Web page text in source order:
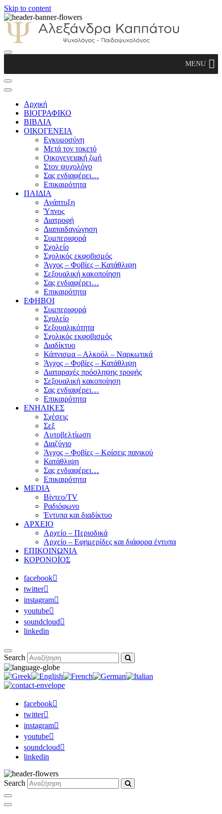
Skip to content
Παιδοψυχολόγος
MENU
Αρχική
ΒΙΟΓΡΑΦΙΚΟ
ΒΙΒΛΙΑ
ΟΙΚΟΓΕΝΕΙΑ
Εγκυμοσύνη
Μετά τον τοκετό
Οικογενειακή ζωή
Στον ψυχολόγο
Σας ενδιαφέρει…
Επικαιρότητα
ΠΑΙΔΙΑ
Ανάπτυξη
Ύπνος
Διατροφή
Διαπαιδαγώγηση
Συμπεριφορά
Σχολείο
Σχολικός εκφοβισμός
Άγχος – Φοβίες – Κατάθλιψη
Σεξουαλική κακοποίηση
Σας ενδιαφέρει…
Επικαιρότητα
ΕΦΗΒΟΙ
Συμπεριφορά
Σχολείο
Σεξουαλικότητα
Σχολικός εκφοβισμός
Διαδίκτυο
Κάπνισμα – Αλκοόλ – Ναρκωτικά
Άγχος – Φοβίες – Κατάθλιψη
Διαταραχές πρόσληψης τροφής
Σεξουαλική κακοποίηση
Σας ενδιαφέρει…
Επικαιρότητα
ΕΝΗΛΙΚΕΣ
Σχέσεις
Σεξ
Αυτοβελτίωση
Διαζύγιο
Άγχος – Φοβίες – Κρίσεις πανικού
Κατάθλιψη
Σας ενδιαφέρει…
Επικαιρότητα
MEDIA
Βίντεο/TV
Ραδιόφωνο
Έντυπα και διαδίκτυο
ΑΡΧΕΙΟ
Αρχείο – Περιοδικά
Αρχείο – Εφημερίδες και διάφορα έντυπα
ΕΠΙΚΟΙΝΩΝΙΑ
ΚΟΡΟΝΟΪΟΣ
facebook
twitter
instagram
youtube
soundcloud
linkedin
Search
facebook
twitter
instagram
youtube
soundcloud
linkedin
Search